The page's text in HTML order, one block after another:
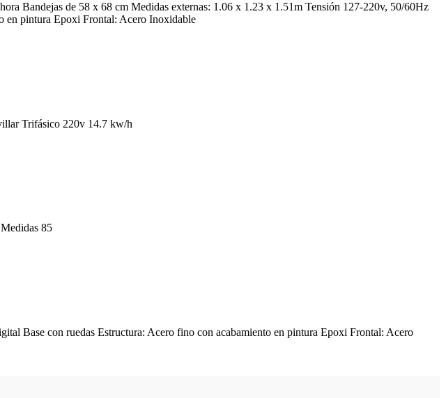
Bandejas de 58 x 68 cm Medidas externas: 1.06 x 1.23 x 1.51m Tensión 127-220v, 50/60Hz
en pintura Epoxi Frontal: Acero Inoxidable
Trifásico 220v 14.7 kw/h
85
Base con ruedas Estructura: Acero fino con acabamiento en pintura Epoxi Frontal: Acero